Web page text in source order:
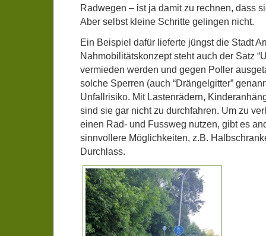
Radwegen – ist ja damit zu rechnen, dass
Aber selbst kleine Schritte gelingen nicht.
Ein Beispiel dafür lieferte jüngst die Stadt
Nahmobilitätskonzept steht auch der Satz
vermieden werden und gegen Poller
solche Sperren (auch “Drängelgitter”
Unfallrisiko. Mit Lastenrädern,
sind sie gar nicht zu durchfahren. Um zu
einen Rad- und Fussweg nutzen, gibt es
sinnvollere Möglichkeiten, z.B.
Durchlass.